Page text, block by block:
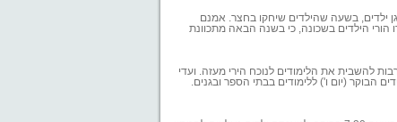
ילדים, בשעה שהילדים שיחקו בחצר. אמנם
הורי הילדים בשכונה, כי בשנה הבאה מתכוונת
להשבית את הלימודים לנוכח הירי מעזה.
ועדי
הבוקר (יום ו') ללימודים בבתי הספר ובגנים.